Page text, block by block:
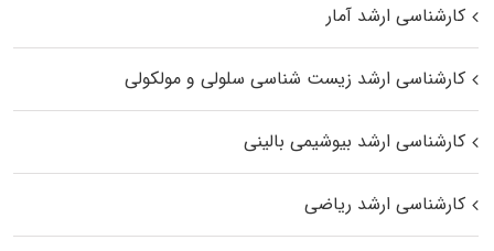
کارشناسی ارشد آمار
کارشناسی ارشد زیست شناسی سلولی و مولکولی
کارشناسی ارشد بیوشیمی بالینی
کارشناسی ارشد ریاضی